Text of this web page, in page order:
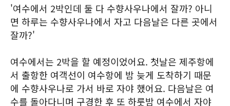
'여수에서 2박인데 둘 다 수향사우나에서 잘까? 아니
면 하루는 수향사우나에서 자고 다음날은 다른 곳에서
잘까?'
여수에서는 2박을 할 예정이었어요. 첫날은 제주항에
서 출항한 여객선이 여수항에 밤 늦게 도착하기 때문
에 수향사우나로 가서 바로 자야 했어요. 다음날은 여
수를 돌아다니며 구경한 후 또 하룻밤 여수에서 자야